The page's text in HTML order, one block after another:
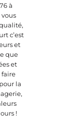
à
vous
c’est
et
que
et
faire
la
!